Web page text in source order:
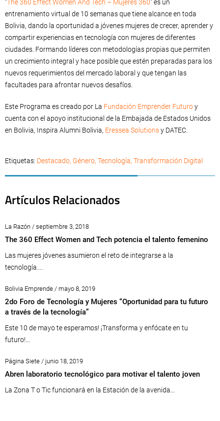
“The 360 Effect Women And Tech – Mujeres 360” es un
entrenamiento virtual de 10 semanas que tiene alcance en toda
Bolivia, dando la oportunidad a jóvenes mujeres de crecer, aprender y
compartir experiencias en tecnología con mujeres de diferentes
ciudades. Formando líderes con metodologías propias que permiten
un crecimiento integral y hace posible que estén preparadas para los
nuevos requerimientos del mercado laboral y que tengan las
facultades para afrontar nuevos desafíos.
Este Programa es creado por La Fundación Emprender Futuroy
cuenta con el apoyo institucional de la Embajada de Estados Unidos
en Bolivia, Inspira Alumni Bolivia, Eressea Solutionsy DATEC.
Etiquetas: Destacado, Género, Tecnología, Transformación Digital
Artículos Relacionados
La Razón / septiembre 3, 2018
The 360 Effect Women and Tech potencia el talento femenino
Las mujeres jóvenes asumieron el reto de integrarse a la
tecnología....
Bolivia Emprende / mayo 8, 2019
2do Foro de Tecnología y Mujeres “Oportunidad para tu futuro
a través de la tecnología”
Este 10 de mayo te esperamos! ¡Transforma y enfócate en tu
futuro!...
Página Siete / junio 18, 2019
Abren laboratorio tecnológico para motivar el talento joven
La Zona T o Tic funcionará en la Estación de la avenida...